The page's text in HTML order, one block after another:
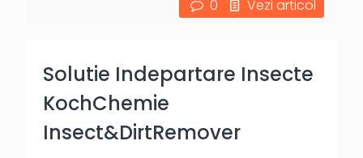
0 Vezi articol
Solutie Indepartare Insecte
KochChemie
Insect&DirtRemover